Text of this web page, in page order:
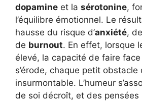
dopamine et la sérotonine,
l’équilibre émotionnel. Le
hausse du risque d’anxiété, de
de burnout. En effet, lorsque
élevé, la capacité de faire
s’érode, chaque petit obstacle
insurmontable. L’humeur
de soi décroît, et des pensées